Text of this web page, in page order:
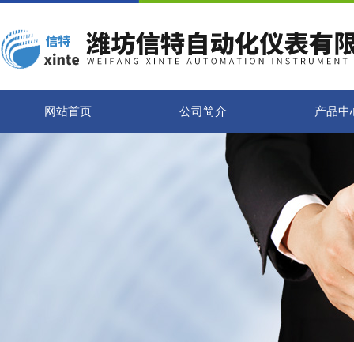
网站首页 公司简介 产品中